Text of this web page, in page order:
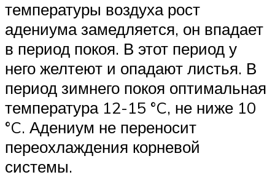
температуры воздуха рост
адениума замедляется, он впадает
в период покоя. В этот период у
него желтеют и опадают листья. В
период зимнего покоя оптимальная
температура 12-15 °C, не ниже 10
°C. Адениум не переносит
переохлаждения корневой
системы.